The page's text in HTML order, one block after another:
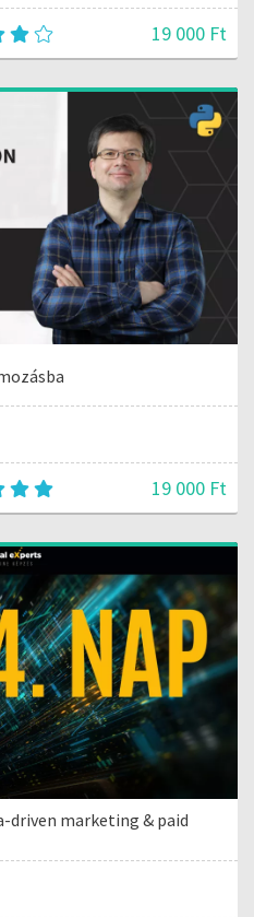
19 000 Ft
19 000 Ft
driven marketing & paid